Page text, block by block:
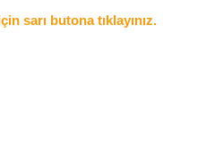
sarı butona tıklayınız.